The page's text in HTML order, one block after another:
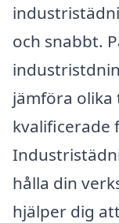
och snabbt.
jämföra
kvalificerade
hålla din
hjälper dig